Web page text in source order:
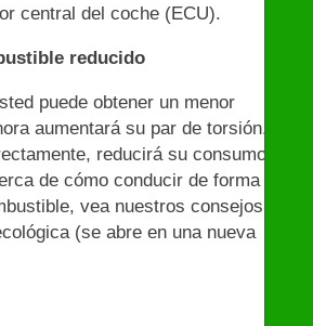
central del coche (ECU).
reducido
puede obtener un menor
aumentará su par de torsión. Si
reducirá su consumo.
de cómo conducir de forma
vea nuestros consejos
(se abre en una nueva